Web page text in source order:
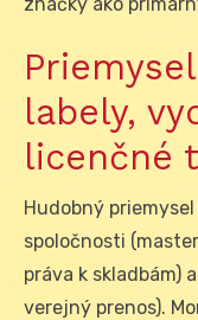
labely,
licenčné
Hudobný
spoločnosti
práva k skladbám)
verejný prenos).